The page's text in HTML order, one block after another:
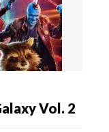
Vol. 2